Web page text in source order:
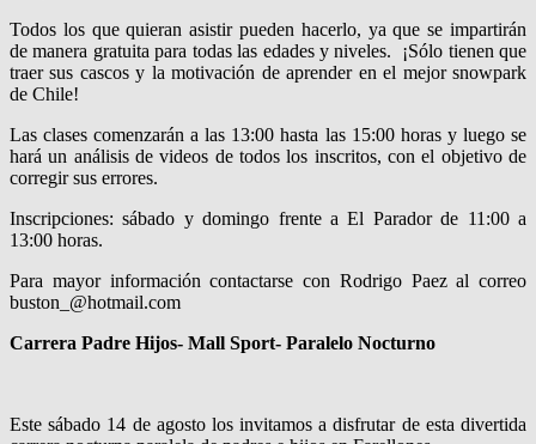
Todos los que quieran asistir pueden hacerlo, ya que se impartirán
de manera gratuita para todas las edades y niveles. ¡Sólo tienen que
traer sus cascos y la motivación de aprender en el mejor snowpark
de Chile!
Las clases comenzarán a las 13:00 hasta las 15:00 horas y luego se
hará un análisis de videos de todos los inscritos, con el objetivo de
corregir sus errores.
Inscripciones: sábado y domingo frente a El Parador de 11:00 a
13:00 horas.
Para mayor información contactarse con Rodrigo Paez al correo
buston_@hotmail.com
Carrera Padre Hijos- Mall Sport- Paralelo Nocturno
Este sábado 14 de agosto los invitamos a disfrutar de esta divertida